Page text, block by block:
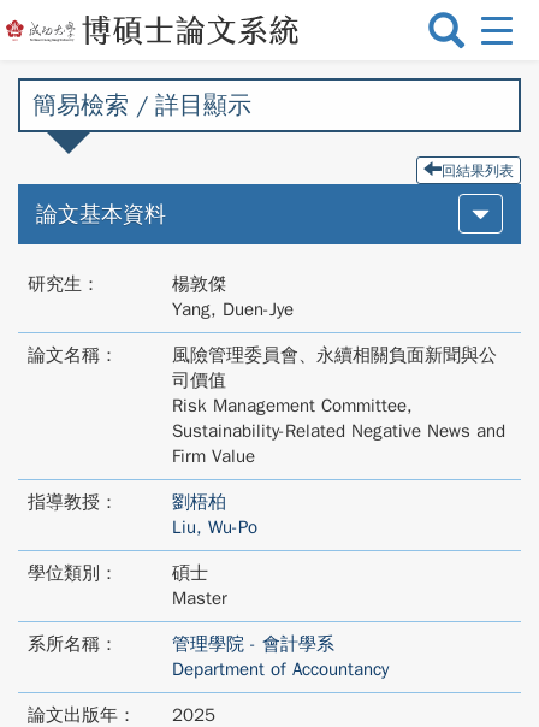
選
切
簡易檢索 / 詳目顯示
回結果列表
論文基本資料
研究生：
楊敦傑
Yang, Duen-Jye
論文名稱：
風險管理委員會、永續相關負面新聞與公
司價值
Risk Management Committee,
Sustainability-Related Negative News and
Firm Value
指導教授：
劉梧柏
Liu, Wu-Po
學位類別：
碩士
Master
系所名稱：
管理學院 - 會計學系
Department of Accountancy
論文出版年： 2025